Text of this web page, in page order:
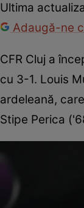
Ultima
Adaugă-ne
CFR Cluj a
cu 3-1. Louis
ardeleană,
Stipe Perica